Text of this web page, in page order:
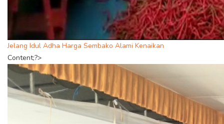
Jelang Idul Adha Harga Sembako Alami Kenaikan
Content;?>